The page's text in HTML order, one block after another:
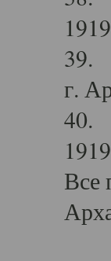
39.
г.
40.
Все